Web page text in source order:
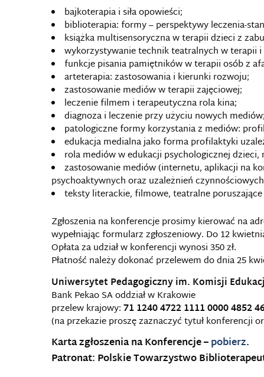
bajkoterapia i siła opowieści;
biblioterapia: formy – perspektywy leczenia-
książka multisensoryczna w terapii dzieci z
wykorzystywanie technik teatralnych w terapii
funkcje pisania pamiętników w terapii osób z
arteterapia: zastosowania i kierunki rozwoju;
zastosowanie mediów w terapii zajęciowej;
leczenie filmem i terapeutyczna rola kina;
diagnoza i leczenie przy użyciu nowych mediów;
patologiczne formy korzystania z mediów:
edukacja medialna jako forma profilaktyki
rola mediów w edukacji psychologicznej dzieci,
zastosowanie mediów (internetu, aplikacji na
psychoaktywnych oraz uzależnień
teksty literackie, filmowe, teatralne
Zgłoszenia na konferencje prosimy kierować na
wypełniając formularz zgłoszeniowy. Do 12
Opłata za udział w konferencji wynosi 350 zł.
Płatność należy dokonać przelewem do dnia 25
Uniwersytet Pedagogiczny im. Komisji
Bank Pekao SA oddział w Krakowie
przelew krajowy:71 1240 4722 1111 0000 4852
(na przekazie proszę zaznaczyć tytuł konferencji
Karta zgłoszenia na Konferencje –pobierz.
Patronat: Polskie Towarzystwo